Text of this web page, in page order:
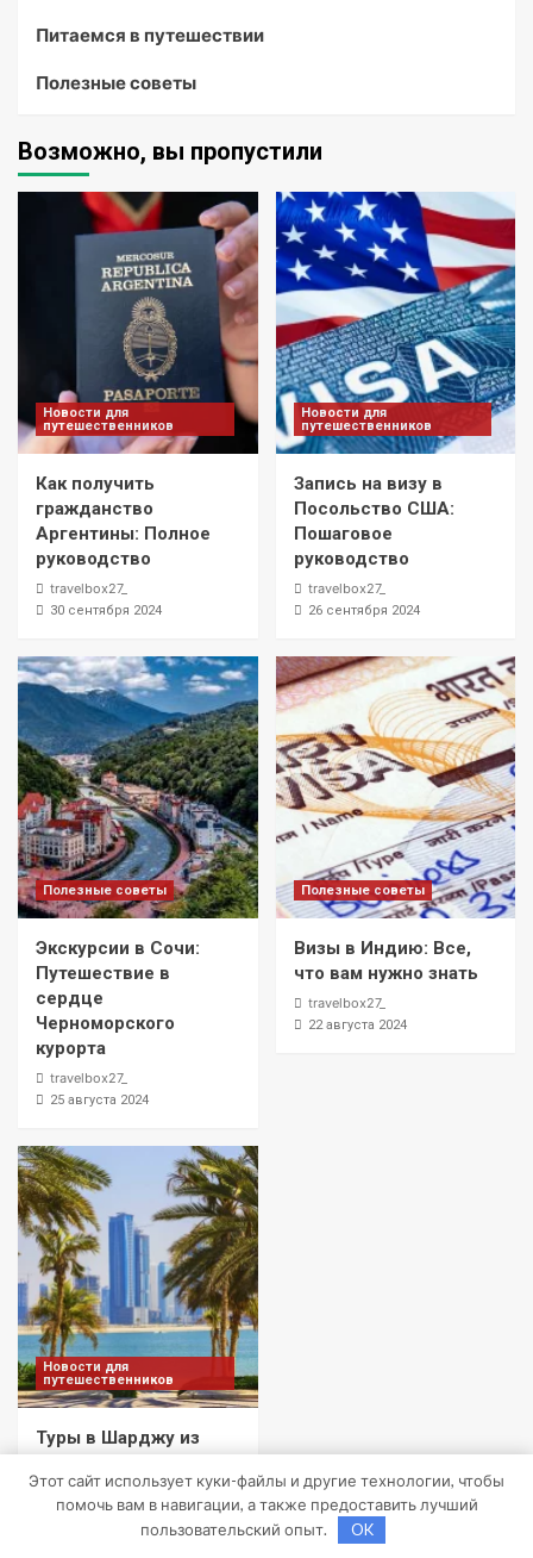
Питаемся в путешествии
Полезные советы
Возможно, вы пропустили
Новости для
путешественников
Как получить
гражданство
Аргентины: Полное
руководство
travelbox27_
30 сентября 2024
Новости для
путешественников
Запись на визу в
Посольство США:
Пошаговое
руководство
travelbox27_
26 сентября 2024
Полезные советы
Экскурсии в Сочи:
Путешествие в
сердце
Черноморского
курорта
travelbox27_
25 августа 2024
Полезные советы
Визы в Индию: Все,
что вам нужно знать
travelbox27_
22 августа 2024
Новости для
путешественников
Туры в Шарджу из
себя культурное
сердце ОАЭ
Этот сайт использует куки-файлы и другие технологии, чтобы
помочь вам в навигации, а также предоставить лучший
пользовательский опыт.
OK